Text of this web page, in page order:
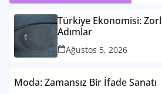
Türkiye Ekonomisi:
Adımlar
Ağustos 5, 2026
Moda: Zamansız Bir İfade Sanatı